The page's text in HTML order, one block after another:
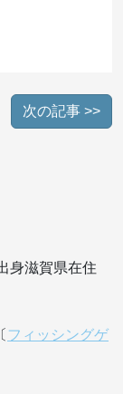
次の記事 >>
身滋賀県在住
フィッシングゲ